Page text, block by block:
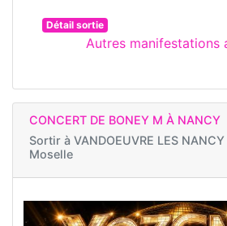
Détail sortie
Autres manifestations
CONCERT DE BONEY M À NANCY
Sortir à VANDOEUVRE LES
Moselle